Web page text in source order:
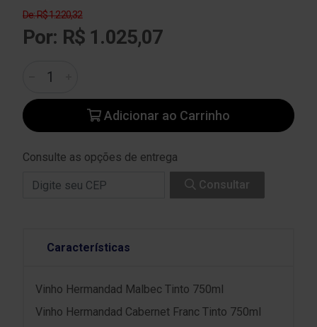
De: R$ 1.220,32
Por: R$ 1.025,07
Adicionar ao Carrinho
Consulte as opções de entrega
Consultar
Características
Vinho Hermandad Malbec Tinto 750ml
Vinho Hermandad Cabernet Franc Tinto 750ml